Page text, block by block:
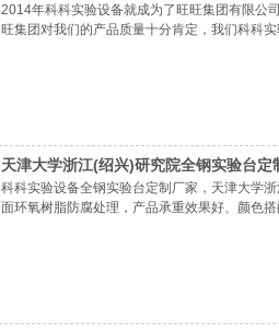
2014年科科实验设备就成为了旺旺集团有限公
旺集团对我们的产品质量十分肯定，我们科科
天津大学浙江(绍兴)研究院全钢实验台定
科科实验设备全钢实验台定制厂家，天津大学
面环氧树脂防腐处理，产品承重效果好、颜色